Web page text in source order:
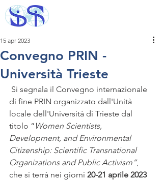
Convegno PRIN -
Università Trieste
15 apr 2023
di fine PRIN organizzato dall'Unità
locale dell'Università di Trieste dal
titolo “ Women Scientists,
Development, and Environmental
Citizenship: Scientific Transnational
Organizations and Public Activism”,
che si terrà nei giorni 20-21 aprile 2023